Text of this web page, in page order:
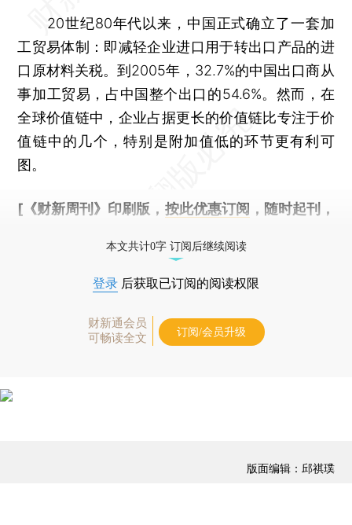
20世纪80年代以来，中国正式确立了一套加
工贸易体制：即减轻企业进口用于转出口产品的进
口原材料关税。到2005年，32.7%的中国出口商从
事加工贸易，占中国整个出口的54.6%。然而，在
全球价值链中，企业占据更长的价值链比专注于价
值链中的几个，特别是附加值低的环节更有利可
图。
[《财新周刊》印刷版， 按此优惠订阅 ，随时起刊，
本文共计0字 订阅后继续阅读
登录 后获取已订阅的阅读权限
财新通会员
可畅读全文
订阅/会员升级
版面编辑：邱祺璞